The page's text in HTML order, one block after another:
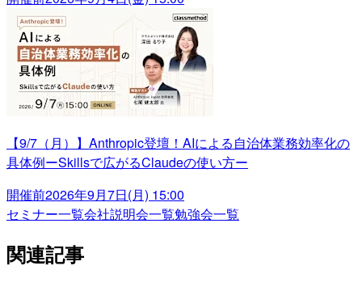
【9/7（月）】Anthropic登壇！AIによる自治体業務効率化の
具体例ーSkillsで広がるClaudeの使い方ー
開催前2026年9月7日(月) 15:00
セミナー一覧会社説明会一覧勉強会一覧
関連記事